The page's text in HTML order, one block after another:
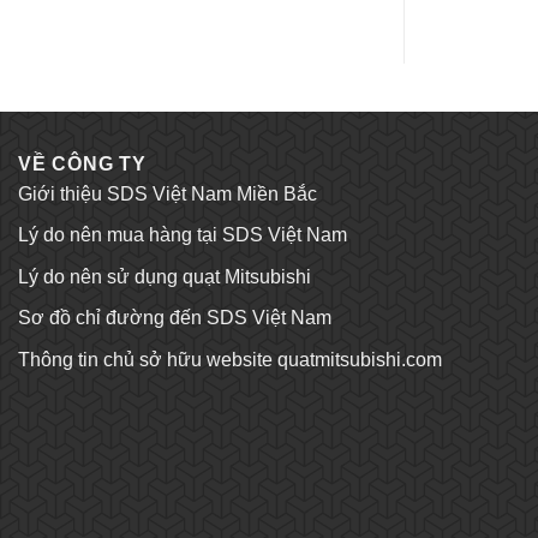
VỀ CÔNG TY
Giới thiệu SDS Việt Nam Miền Bắc
Lý do nên mua hàng tại SDS Việt Nam
Lý do nên sử dụng quạt Mitsubishi
Sơ đồ chỉ đường đến SDS Việt Nam
Thông tin chủ sở hữu website quatmitsubishi.com